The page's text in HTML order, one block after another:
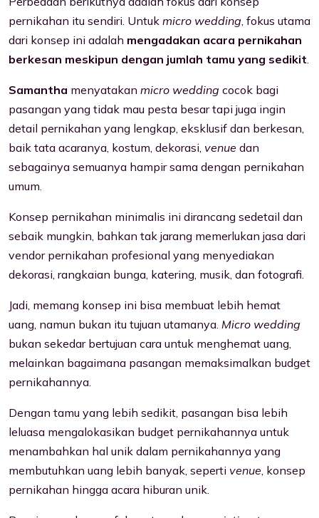
pernikahan itu sendiri. Untuk micro wedding , fokus utama
dari konsep ini adalah mengadakan acara pernikahan
berkesan meskipun dengan jumlah tamu yang sedikit
Samantha menyatakan micro wedding cocok bagi
pasangan yang tidak mau pesta besar tapi juga ingin
detail pernikahan yang lengkap, eksklusif dan berkesan,
baik tata acaranya, kostum, dekorasi, venue dan
sebagainya semuanya hampir sama dengan pernikahan
umum.
Konsep pernikahan minimalis ini dirancang sedetail dan
sebaik mungkin, bahkan tak jarang memerlukan jasa dari
vendor pernikahan profesional yang menyediakan
dekorasi, rangkaian bunga, katering, musik, dan fotografi.
Jadi, memang konsep ini bisa membuat lebih hemat
uang, namun bukan itu tujuan utamanya. Micro wedding
bukan sekedar bertujuan cara untuk menghemat uang,
melainkan bagaimana pasangan memaksimalkan budget
pernikahannya.
Dengan tamu yang lebih sedikit, pasangan bisa lebih
leluasa mengalokasikan budget pernikahannya untuk
menambahkan hal unik dalam pernikahannya yang
membutuhkan uang lebih banyak, seperti venue , konsep
pernikahan hingga acara hiburan unik.